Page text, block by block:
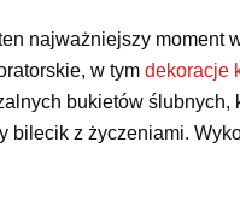
najważniejszy moment
w tym dekoracje
bukietów ślubnych,
z życzeniami.